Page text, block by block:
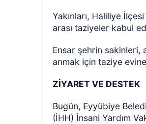
Yakınları, Haliliye
arası taziyeler kabul
Ensar şehrin sakinleri,
anmak için taziye
ZİYARET VE DESTEK
Bugün, Eyyübiye
(İHH) İnsani Yardım